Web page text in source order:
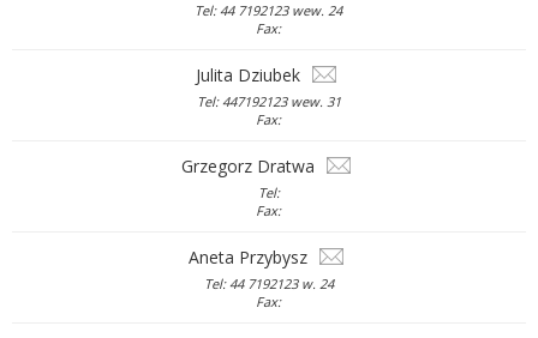
Tel: 44 7192123 wew. 24
Fax:
Julita Dziubek
Tel: 447192123 wew. 31
Fax:
Grzegorz Dratwa
Tel:
Fax:
Aneta Przybysz
Tel: 44 7192123 w. 24
Fax: